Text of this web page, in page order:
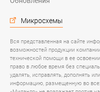
Микросхемы
Вся представленная на сайте
возможностей продукции
технической помощи в ее
право в любое время без
удалять, исправлять, дополнять
информацию, размещенную во